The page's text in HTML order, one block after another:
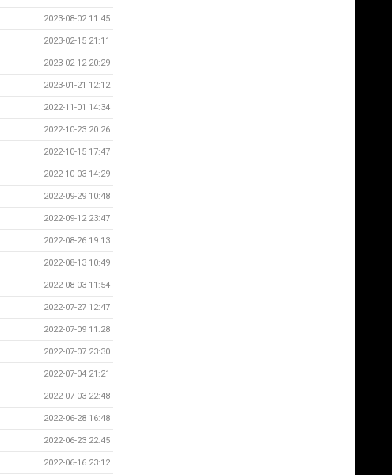
2023-08-02 11:45
2023-02-15 21:11
2023-02-12 20:29
2023-01-21 12:12
2022-11-01 14:34
2022-10-23 20:26
2022-10-15 17:47
2022-10-03 14:29
2022-09-29 10:48
2022-09-12 23:47
2022-08-26 19:13
2022-08-13 10:49
2022-08-03 11:54
2022-07-27 12:47
2022-07-09 11:28
2022-07-07 23:30
2022-07-04 21:21
2022-07-03 22:48
2022-06-28 16:48
2022-06-23 22:45
2022-06-16 23:12